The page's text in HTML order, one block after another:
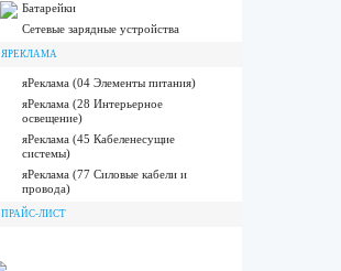
Батарейки
Сетевые зарядные устройства
ЯРЕКЛАМА
яРеклама (04 Элементы питания)
яРеклама (28 Интерьерное
освещение)
яРеклама (45 Кабеленесущие
системы)
яРеклама (77 Силовые кабели и
провода)
ПРАЙС-ЛИСТ